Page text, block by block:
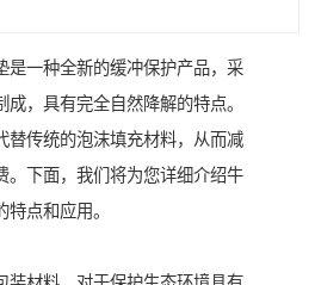
是一种全新的缓冲保护产品，采
，具有完全自然降解的特点。
替传统的泡沫填充材料，从而减
。下面，我们将为您详细介绍牛
点和应用。